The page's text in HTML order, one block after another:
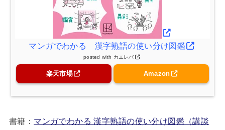
マンガでわかる 漢字熟語の使い分け図鑑
posted with カエレバ
楽天市場 Amazon
書籍： マンガでわかる 漢字熟語の使い分け図鑑（講談